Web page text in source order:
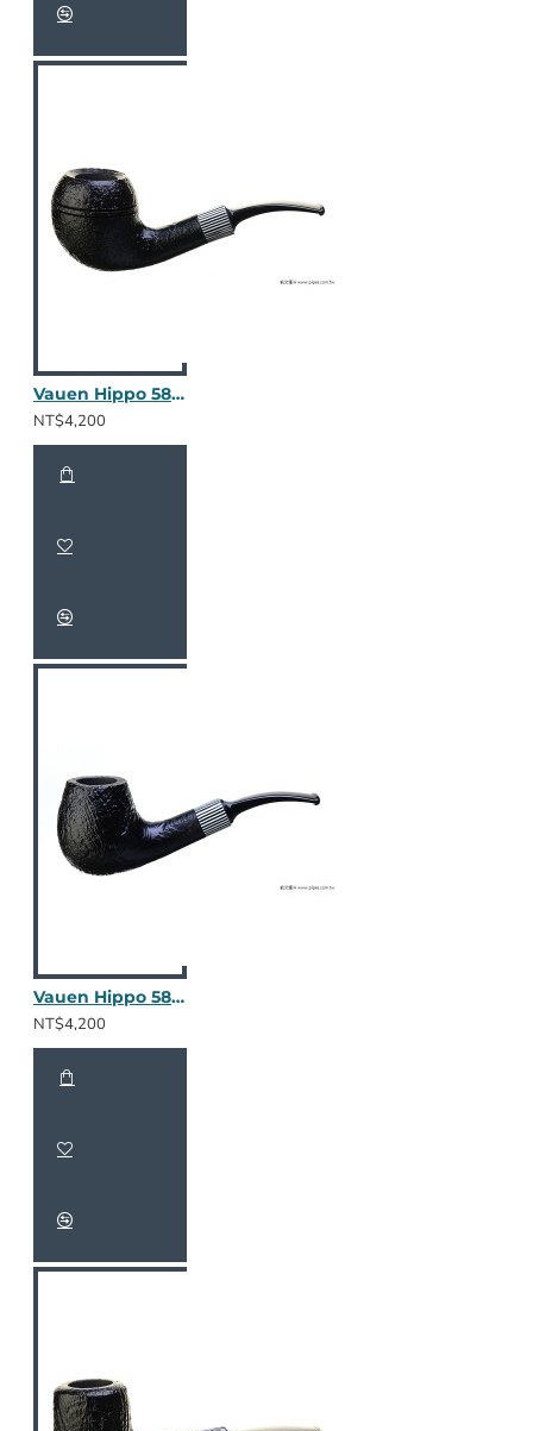
Vauen Hippo 5808
NT$4,200
Vauen Hippo 5861
NT$4,200